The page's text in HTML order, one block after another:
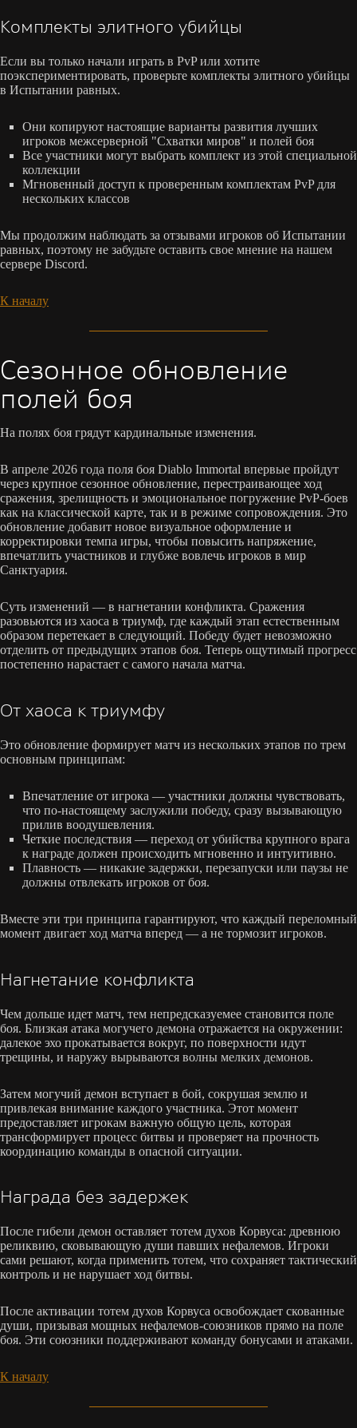
Комплекты элитного убийцы
Если вы только начали играть в PvP или хотите
поэкспериментировать, проверьте комплекты элитного убийцы
в Испытании равных.
Они копируют настоящие варианты развития лучших
игроков межсерверной "Схватки миров" и полей боя
Все участники могут выбрать комплект из этой специальной
коллекции
Мгновенный доступ к проверенным комплектам PvP для
нескольких классов
Мы продолжим наблюдать за отзывами игроков об Испытании
равных, поэтому не забудьте оставить свое мнение на нашем
сервере Discord.
К началу
Сезонное обновление
полей боя
На полях боя грядут кардинальные изменения.
В апреле 2026 года поля боя Diablo Immortal впервые пройдут
через крупное сезонное обновление, перестраивающее ход
сражения, зрелищность и эмоциональное погружение PvP-боев
как на классической карте, так и в режиме сопровождения. Это
обновление добавит новое визуальное оформление и
корректировки темпа игры, чтобы повысить напряжение,
впечатлить участников и глубже вовлечь игроков в мир
Санктуария.
Суть изменений — в нагнетании конфликта. Сражения
разовьются из хаоса в триумф, где каждый этап естественным
образом перетекает в следующий. Победу будет невозможно
отделить от предыдущих этапов боя. Теперь ощутимый прогресс
постепенно нарастает с самого начала матча.
От хаоса к триумфу
Это обновление формирует матч из нескольких этапов по трем
основным принципам:
Впечатление от игрока — участники должны чувствовать,
что по-настоящему заслужили победу, сразу вызывающую
прилив воодушевления.
Четкие последствия — переход от убийства крупного врага
к награде должен происходить мгновенно и интуитивно.
Плавность — никакие задержки, перезапуски или паузы не
должны отвлекать игроков от боя.
Вместе эти три принципа гарантируют, что каждый переломный
момент двигает ход матча вперед — а не тормозит игроков.
Нагнетание конфликта
Чем дольше идет матч, тем непредсказуемее становится поле
боя. Близкая атака могучего демона отражается на окружении:
далекое эхо прокатывается вокруг, по поверхности идут
трещины, и наружу вырываются волны мелких демонов.
Затем могучий демон вступает в бой, сокрушая землю и
привлекая внимание каждого участника. Этот момент
предоставляет игрокам важную общую цель, которая
трансформирует процесс битвы и проверяет на прочность
координацию команды в опасной ситуации.
Награда без задержек
После гибели демон оставляет тотем духов Корвуса: древнюю
реликвию, сковывающую души павших нефалемов. Игроки
сами решают, когда применить тотем, что сохраняет тактический
контроль и не нарушает ход битвы.
После активации тотем духов Корвуса освобождает скованные
души, призывая мощных нефалемов-союзников прямо на поле
боя. Эти союзники поддерживают команду бонусами и атаками.
К началу